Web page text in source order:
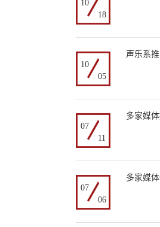
10
18
10
05
声乐系
07
11
多家媒
07
06
多家媒